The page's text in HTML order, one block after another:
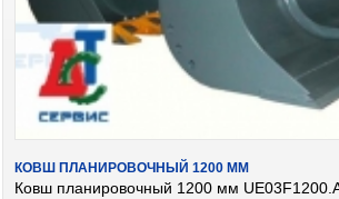
КОВШ ПЛАНИРОВОЧНЫЙ 1200 ММ
Ковш планировочный 1200 мм